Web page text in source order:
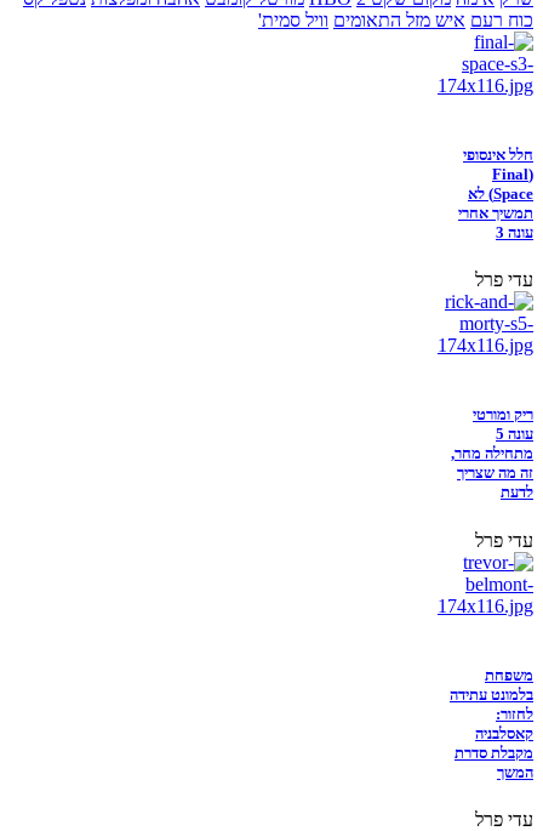
כוח רעם איש מזל התאומים וויל סמית'
חלל אינסופי
(Final
Space) לא
תמשיך אחרי
עונה 3
עדי פרל
ריק ומורטי
עונה 5
מתחילה מחר,
זה מה שצריך
לדעת
עדי פרל
משפחת
בלמונט עתידה
לחזור:
קאסלבניה
מקבלת סדרת
המשך
עדי פרל